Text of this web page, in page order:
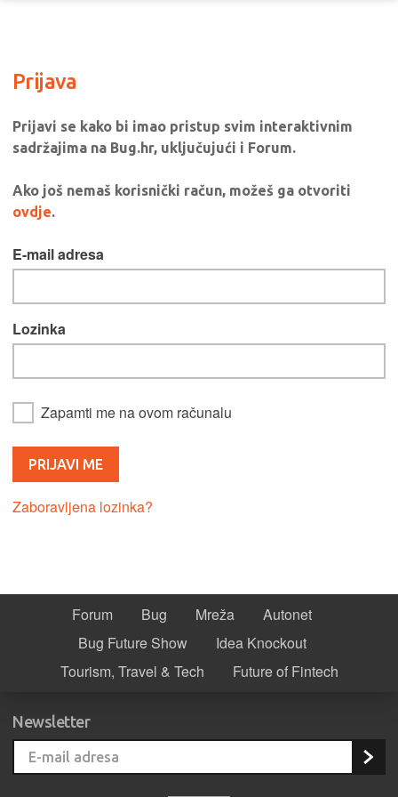
Prijava
Prijavi se kako bi imao pristup svim interaktivnim
sadržajima na Bug.hr, uključujući i Forum.
Ako još nemaš korisnički račun, možeš ga otvoriti
ovdje.
E-mail adresa
Lozinka
Zapamti me na ovom računalu
Zaboravljena lozinka?
Forum Bug Mreža
Autonet
Bug Future Show
Idea Knockout
Tourism, Travel & Tech
Future of Fintech
Newsletter